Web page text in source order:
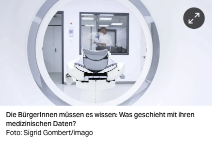
sport
berlin
wahrheit
verlag
veranstaltungen
Die BürgerInnen müssen es wissen: Was geschieht mit ihren
medizinischen Daten?
Foto: Sigrid Gombert/imago